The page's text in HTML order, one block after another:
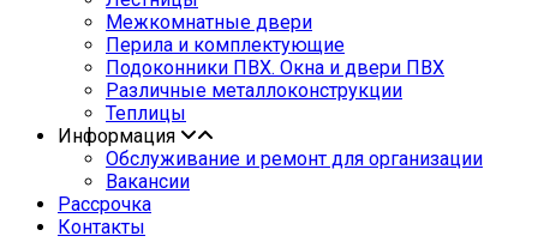
Межкомнатные двери
Перила и комплектующие
Подоконники ПВХ. Окна и двери ПВХ
Различные металлоконструкции
Теплицы
Информация
Обслуживание и ремонт для организации
Вакансии
Рассрочка
Контакты